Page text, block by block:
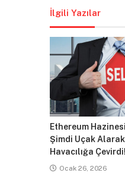
İlgili Yazılar
Ethereum
Şimdi Uçak Alarak
Havacılığa Çevirdi!
Ocak 26, 2026